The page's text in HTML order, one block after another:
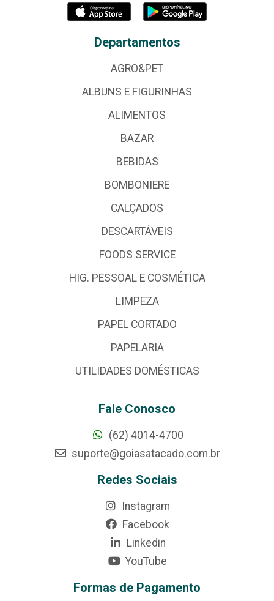
Departamentos
AGRO&PET
ALBUNS E FIGURINHAS
ALIMENTOS
BAZAR
BEBIDAS
BOMBONIERE
CALÇADOS
DESCARTÁVEIS
FOODS SERVICE
HIG. PESSOAL E COSMÉTICA
LIMPEZA
PAPEL CORTADO
PAPELARIA
UTILIDADES DOMÉSTICAS
Fale Conosco
(62) 4014-4700
suporte@goiasatacado.com.br
Redes Sociais
Instagram
Facebook
Linkedin
YouTube
Formas de Pagamento